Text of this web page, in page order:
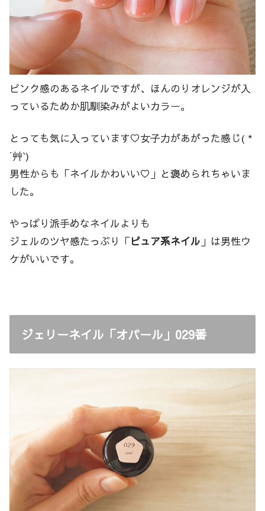
ピンク感のあるネイルですが、ほんのりオレンジが入
っているためか肌馴染みがよいカラー。
とっても気に入っています♡女子力があがった感じ( *
´艸`)
男性からも「ネイルかわいい♡」と褒められちゃいま
した。
やっぱり派手めなネイルよりも
ジェルのツヤ感たっぷり「ピュア系ネイル 」は男性ウ
ケがいいです。
ジェリーネイル「オパール」029番